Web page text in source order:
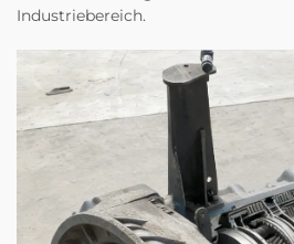
Industriebereich.